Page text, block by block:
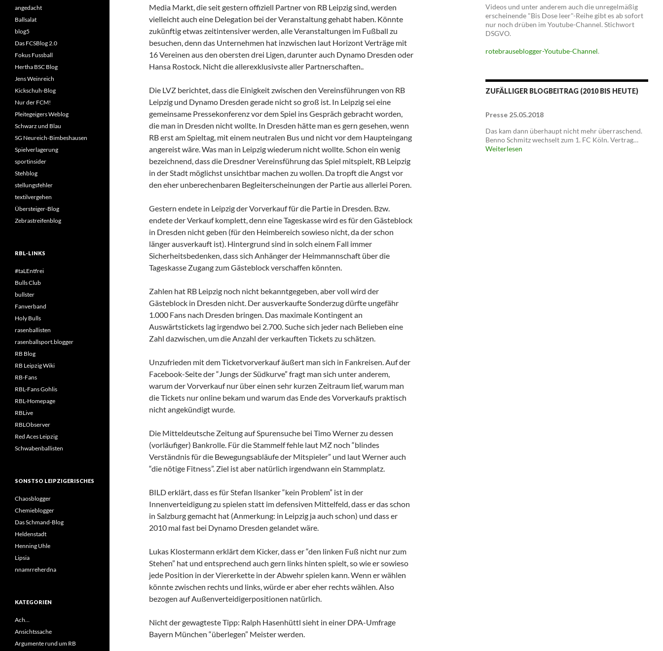
Media Markt, die seit gestern offiziell Partner von RB Leipzig sind, werden
vielleicht auch eine Delegation bei der Veranstaltung gehabt haben. Könnte
zukünftig etwas zeitintensiver werden, alle Veranstaltungen im Fußball zu
besuchen, denn das Unternehmen hat inzwischen laut Horizont Verträge mit
16 Vereinen aus den obersten drei Ligen, darunter auch Dynamo Dresden oder
Hansa Rostock. Nicht die allerexklusivste aller Partnerschaften..
Die LVZ berichtet, dass die Einigkeit zwischen den Vereinsführungen von RB
Leipzig und Dynamo Dresden gerade nicht so groß ist. In Leipzig sei eine
gemeinsame Pressekonferenz vor dem Spiel ins Gespräch gebracht worden,
die man in Dresden nicht wollte. In Dresden hätte man es gern gesehen, wenn
RB erst am Spieltag, mit einem neutralen Bus und nicht vor dem Haupteingang
angereist wäre. Was man in Leipzig wiederum nicht wollte. Schon ein wenig
bezeichnend, dass die Dresdner Vereinsführung das Spiel mitspielt, RB Leipzig
in der Stadt möglichst unsichtbar machen zu wollen. Da tropft die Angst vor
den eher unberechenbaren Begleiterscheinungen der Partie aus allerlei Poren.
Gestern endete in Leipzig der Vorverkauf für die Partie in Dresden. Bzw.
endete der Verkauf komplett, denn eine Tageskasse wird es für den Gästeblock
in Dresden nicht geben (für den Heimbereich sowieso nicht, da der schon
länger ausverkauft ist). Hintergrund sind in solch einem Fall immer
Sicherheitsbedenken, dass sich Anhänger der Heimmannschaft über die
Tageskasse Zugang zum Gästeblock verschaffen könnten.
Zahlen hat RB Leipzig noch nicht bekanntgegeben, aber voll wird der
Gästeblock in Dresden nicht. Der ausverkaufte Sonderzug dürfte ungefähr
1.000 Fans nach Dresden bringen. Das maximale Kontingent an
Auswärtstickets lag irgendwo bei 2.700. Suche sich jeder nach Belieben eine
Zahl dazwischen, um die Anzahl der verkauften Tickets zu schätzen.
Unzufrieden mit dem Ticketvorverkauf äußert man sich in Fankreisen. Auf der
Facebook-Seite der “Jungs der Südkurve” fragt man sich unter anderem,
warum der Vorverkauf nur über einen sehr kurzen Zeitraum lief, warum man
die Tickets nur online bekam und warum das Ende des Vorverkaufs praktisch
nicht angekündigt wurde.
Die Mitteldeutsche Zeitung auf Spurensuche bei Timo Werner zu dessen
(vorläufiger) Bankrolle. Für die Stammelf fehle laut MZ noch “blindes
Verständnis für die Bewegungsabläufe der Mitspieler” und laut Werner auch
“die nötige Fitness”. Ziel ist aber natürlich irgendwann ein Stammplatz.
BILD erklärt, dass es für Stefan Ilsanker “kein Problem” ist in der
Innenverteidigung zu spielen statt im defensiven Mittelfeld, dass er das schon
in Salzburg gemacht hat (Anmerkung: in Leipzig ja auch schon) und dass er
2010 mal fast bei Dynamo Dresden gelandet wäre.
Lukas Klostermann erklärt dem Kicker, dass er “den linken Fuß nicht nur zum
Stehen” hat und entsprechend auch gern links hinten spielt, so wie er sowieso
jede Position in der Viererkette in der Abwehr spielen kann. Wenn er wählen
könnte zwischen rechts und links, würde er aber eher rechts wählen. Also
bezogen auf Außenverteidigerpositionen natürlich.
Nicht der gewagteste Tipp: Ralph Hasenhüttl sieht in einer DPA-Umfrage
Bayern München “überlegen” Meister werden.
Videos und unter anderem auch die unregelmäßig
erscheinende "Bis Dose leer"-Reihe gibt es ab sofort
nur noch drüben im Youtube-Channel. Stichwort
DSGVO.
rotebrauseblogger-Youtube-Channel.
ZUFÄLLIGER BLOGBEITRAG (2010 BIS HEUTE)
Presse 25.05.2018
Das kam dann überhaupt nicht mehr überraschend.
Benno Schmitz wechselt zum 1. FC Köln. Vertrag…
Weiterlesen
angedacht
Ballsalat
blog5
Das FCSBlog 2.0
Fokus Fussball
Hertha BSC Blog
Jens Weinreich
Kickschuh-Blog
Nur der FCM!
Pleitegeigers Weblog
Schwarz und Blau
SG Neureich-Bimbeshausen
Spielverlagerung
sportinsider
Stehblog
stellungsfehler
textilvergehen
Übersteiger-Blog
Zebrastreifenblog
RBL-LINKS
#taLEntfrei
Bulls Club
bullster
Fanverband
Holy Bulls
rasenballisten
rasenballsport.blogger
RB Blog
RB Leipzig Wiki
RB-Fans
RBL-Fans Gohlis
RBL-Homepage
RBLive
RBLObserver
Red Aces Leipzig
Schwabenballisten
SONSTSO LEIPZIGERISCHES
Chaosblogger
Chemieblogger
Das Schmand-Blog
Heldenstadt
Henning Uhle
Lipsia
nnamrreherdna
KATEGORIEN
Ach…
Ansichtssache
Argumente rund um RB